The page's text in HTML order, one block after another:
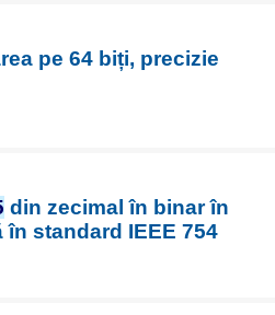
pe 64 biți, precizie
din zecimal în binar în
standard IEEE 754